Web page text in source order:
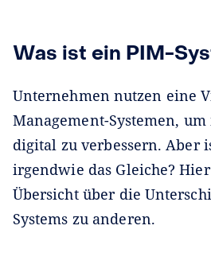
Was ist ein PIM-
Unternehmen nutzen eine
Management-Systemen, um
digital zu verbessern. Aber
irgendwie das Gleiche?
Übersicht über die
Systems zu anderen.